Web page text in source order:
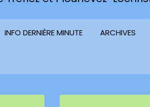
INFO DERNIÈRE MINUTE ARCHIVES